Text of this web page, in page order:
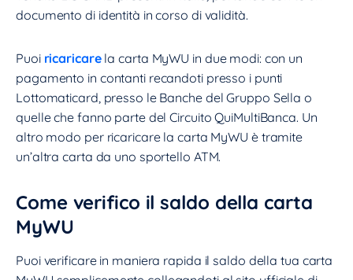
documento di identità in corso di validità.
Puoi ricaricarela carta MyWU in due modi: con un
pagamento in contanti recandoti presso i punti
Lottomaticard, presso le Banche del Gruppo Sella o
quelle che fanno parte del Circuito QuiMultiBanca. Un
altro modo per ricaricare la carta MyWU è tramite
un’altra carta da uno sportello ATM.
Come verifico il saldo della carta
MyWU
Puoi verificare in maniera rapida il saldo della tua carta